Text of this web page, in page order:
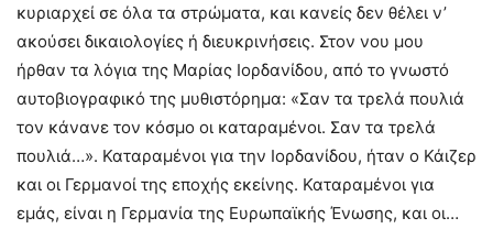
κυριαρχεί σε όλα τα στρώματα, και κανείς δεν θέλει ν’
ακούσει δικαιολογίες ή διευκρινήσεις. Στον νου μου
ήρθαν τα λόγια της Μαρίας Ιορδανίδου, από το γνωστό
αυτοβιογραφικό της μυθιστόρημα: «Σαν τα τρελά πουλιά
τον κάνανε τον κόσμο οι καταραμένοι. Σαν τα τρελά
πουλιά…». Καταραμένοι για την Ιορδανίδου, ήταν ο Κάιζερ
και οι Γερμανοί της εποχής εκείνης. Καταραμένοι για
εμάς, είναι η Γερμανία της Ευρωπαϊκής Ένωσης, και οι…